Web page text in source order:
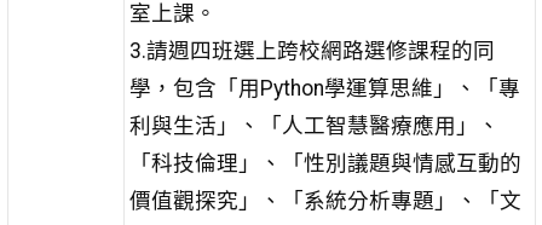
室上課。
3.請週四班選上跨校網路選修課程的同
學，包含「用Python學運算思維」、「專
利與生活」、「人工智慧醫療應用」、
「科技倫理」、「性別議題與情感互動的
價值觀探究」、「系統分析專題」、「文